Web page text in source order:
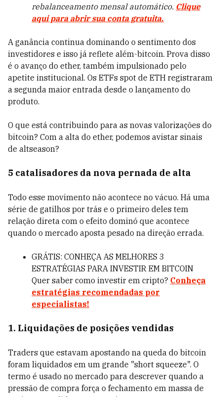
rebalanceamento mensal automático. Clique
aqui para abrir sua conta gratuita.
A ganância continua dominando o sentimento dos
investidores e isso já reflete além-bitcoin. Prova disso
é o avanço do ether, também impulsionado pelo
apetite institucional. Os ETFs spot de ETH registraram
a segunda maior entrada desde o lançamento do
produto.
O que está contribuindo para as novas valorizações do
bitcoin? Com a alta do ether, podemos avistar sinais
de altseason?
5 catalisadores da nova pernada de alta
Todo esse movimento não acontece no vácuo. Há uma
série de gatilhos por trás e o primeiro deles tem
relação direta com o efeito dominó que acontece
quando o mercado aposta pesado na direção errada.
GRÁTIS: CONHEÇA AS MELHORES 3
ESTRATÉGIAS PARA INVESTIR EM BITCOIN
Quer saber como investir em cripto? Conheça
estratégias recomendadas por
especialistas!
1. Liquidações de posições vendidas
Traders que estavam apostando na queda do bitcoin
foram liquidados em um grande "short squeeze". O
termo é usado no mercado para descrever quando a
pressão de compra força o fechamento em massa de